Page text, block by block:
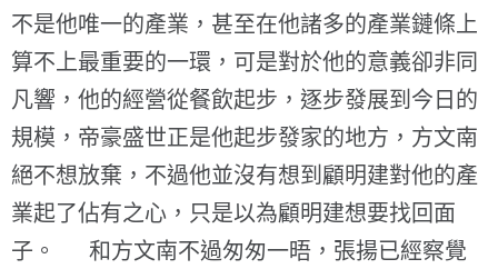
不是他唯一的產業，甚至在他諸多的產業鏈條上
算不上最重要的一環，可是對於他的意義卻非同
凡響，他的經營從餐飲起步，逐步發展到今日的
規模，帝豪盛世正是他起步發家的地方，方文南
絕不想放棄，不過他並沒有想到顧明建對他的產
業起了佔有之心，只是以為顧明建想要找回面
子。 和方文南不過匆匆一晤，張揚已經察覺